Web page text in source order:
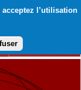
l’utilisation